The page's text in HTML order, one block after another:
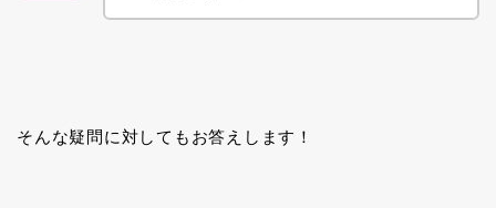
そんな疑問に対してもお答えします！